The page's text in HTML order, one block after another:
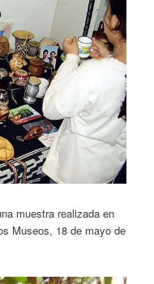
muestra realizada en
Museos, 18 de mayo de